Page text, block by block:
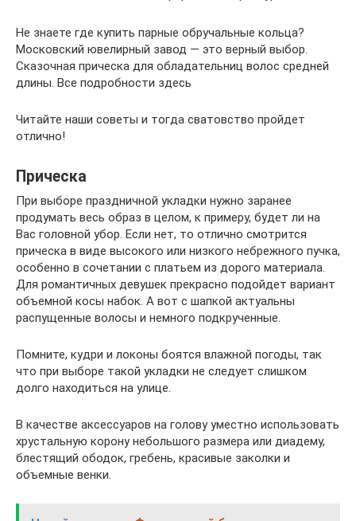
Не знаете где купить парные обручальные кольца?
Московский ювелирный завод — это верный выбор.
Сказочная прическа для обладательниц волос средней
длины. Все подробности здесь
Читайте наши советы и тогда сватовство пройдет
отлично!
Прическа
При выборе праздничной укладки нужно заранее
продумать весь образ в целом, к примеру, будет ли на
Вас головной убор. Если нет, то отлично смотрится
прическа в виде высокого или низкого небрежного пучка,
особенно в сочетании с платьем из дорого материала.
Для романтичных девушек прекрасно подойдет вариант
объемной косы набок. А вот с шапкой актуальны
распущенные волосы и немного подкрученные.
Помните, кудри и локоны боятся влажной погоды, так
что при выборе такой укладки не следует слишком
долго находиться на улице.
В качестве аксессуаров на голову уместно использовать
хрустальную корону небольшого размера или диадему,
блестящий ободок, гребень, красивые заколки и
объемные венки.